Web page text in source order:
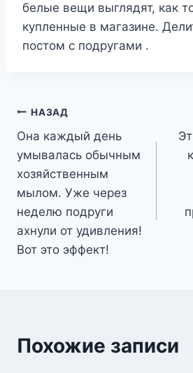
белые вещи выглядят, как
купленные в магазине.
постом с подругами .
Навигация
по
записям
НАЗАД
Она каждый день
умывалась обычным
хозяйственным
мылом. Уже через
неделю подруги
ахнули от удивления!
Вот это эффект!
Похожие записи